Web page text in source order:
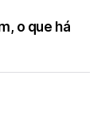
o que há